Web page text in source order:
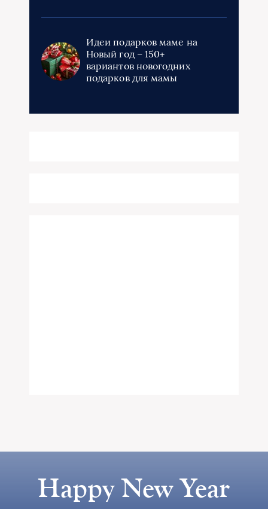
Идеи подарков маме на
Новый год – 150+
вариантов новогодних
подарков для мамы
Happy New Year